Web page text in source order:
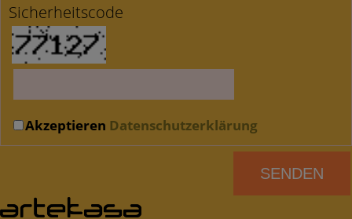
Sicherheitscode
Akzeptieren Datenschutzerklärung